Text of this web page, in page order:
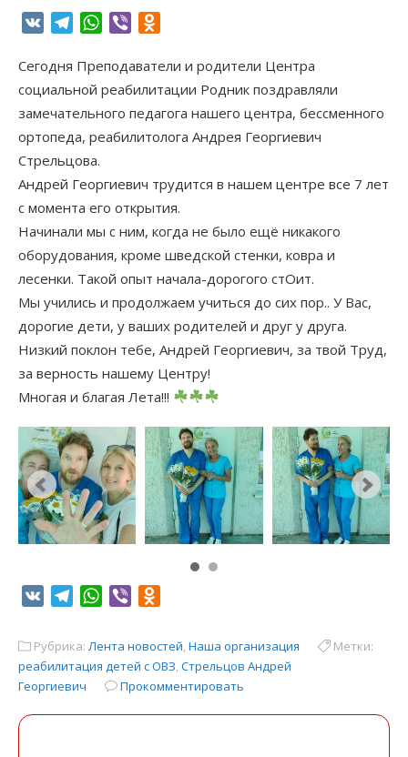
VK TelegramWhatsApp
Viber
Сегодня Преподаватели и родители Центра
социальной реабилитации Родник поздравляли
замечательного педагога нашего центра, бессменного
ортопеда, реабилитолога Андрея Георгиевич
Стрельцова.
Андрей Георгиевич трудится в нашем центре все 7 лет
с момента его открытия.
Начинали мы с ним, когда не было ещё никакого
оборудования, кроме шведской стенки, ковра и
лесенки. Такой опыт начала-дорогого стОит.
Мы учились и продолжаем учиться до сих пор.. У Вас,
дорогие дети, у ваших родителей и друг у друга.
Низкий поклон тебе, Андрей Георгиевич, за твой Труд,
за верность нашему Центру!
Многая и благая Лета!!!
VK TelegramWhatsApp
Viber
Рубрика: Лента новостей,Наша организация
Метки:
реабилитация детей с ОВЗ,Стрельцов Андрей
Георгиевич
Прокомментировать